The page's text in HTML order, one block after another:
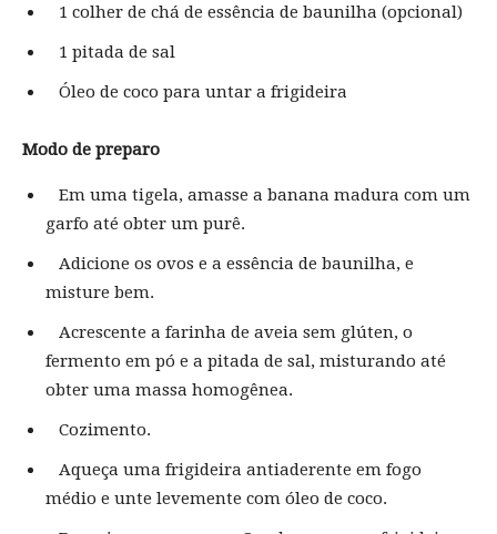
1 colher de chá de essência de baunilha (opcional)
1 pitada de sal
Óleo de coco para untar a frigideira
Modo de preparo
Em uma tigela, amasse a banana madura com um
garfo até obter um purê.
Adicione os ovos e a essência de baunilha, e
misture bem.
Acrescente a farinha de aveia sem glúten, o
fermento em pó e a pitada de sal, misturando até
obter uma massa homogênea.
Cozimento.
Aqueça uma frigideira antiaderente em fogo
médio e unte levemente com óleo de coco.